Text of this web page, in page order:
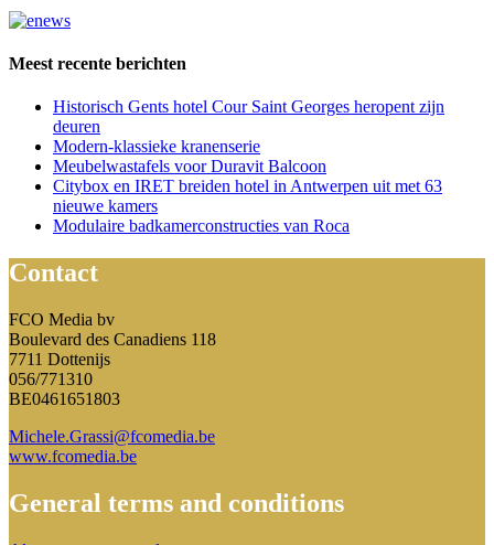
Meest recente berichten
Historisch Gents hotel Cour Saint Georges heropent zijn
deuren
Modern-klassieke kranenserie
Meubelwastafels voor Duravit Balcoon
Citybox en IRET breiden hotel in Antwerpen uit met 63
nieuwe kamers
Modulaire badkamerconstructies van Roca
Contact
FCO Media bv
Boulevard des Canadiens 118
7711 Dottenijs
056/771310
BE0461651803
Michele.Grassi@fcomedia.be
www.fcomedia.be
General terms and conditions